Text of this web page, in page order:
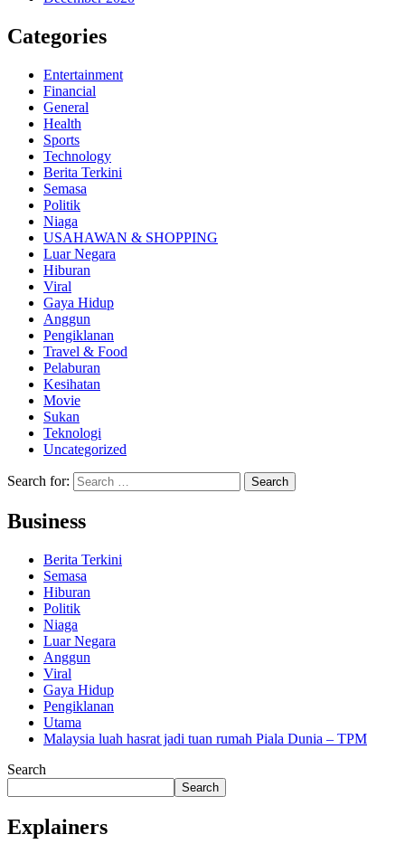
Categories
Entertainment
Financial
General
Health
Sports
Technology
Berita Terkini
Semasa
Politik
Niaga
USAHAWAN & SHOPPING
Luar Negara
Hiburan
Viral
Gaya Hidup
Anggun
Pengiklanan
Travel & Food
Pelaburan
Kesihatan
Movie
Sukan
Teknologi
Uncategorized
Search for:
Business
Berita Terkini
Semasa
Hiburan
Politik
Niaga
Luar Negara
Anggun
Viral
Gaya Hidup
Pengiklanan
Utama
Malaysia luah hasrat jadi tuan rumah Piala Dunia – TPM
Search
Search
Explainers